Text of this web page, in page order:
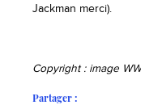
Jackman merci).
Copyright : image
Partager :